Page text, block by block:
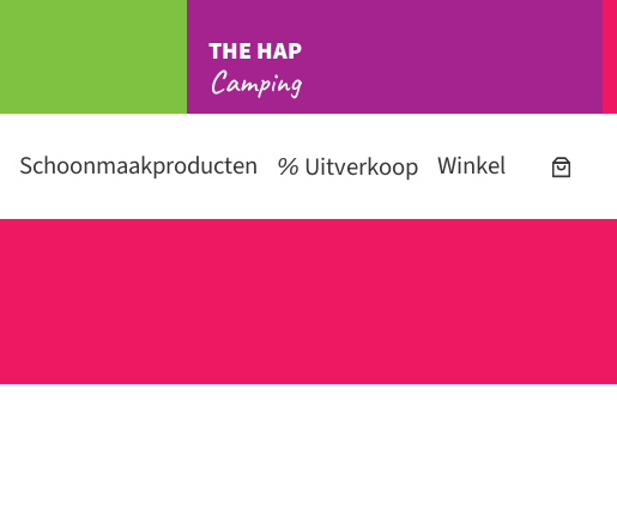
THE HAP
Camping
Schoonmaakproducten Uitverkoop Winkel